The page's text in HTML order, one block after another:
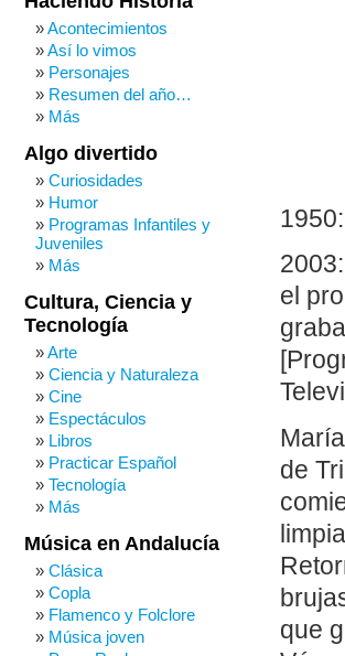
el
de
que
Acontecimientos
Así lo vimos
Personajes
Resumen del año…
Más
Algo divertido
Curiosidades
Humor
Programas Infantiles y
Juveniles
Más
Cultura, Ciencia y
Tecnología
Arte
Ciencia y Naturaleza
Cine
Espectáculos
Libros
Practicar Español
Tecnología
Más
Música en Andalucía
Clásica
Copla
Flamenco y Folclore
Música joven